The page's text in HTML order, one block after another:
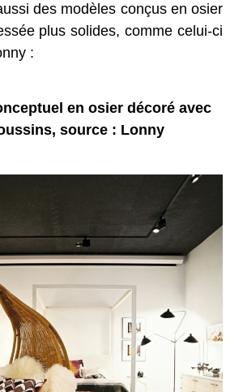
des modèles conçus en osier
plus solides, comme celui-ci
:
en osier décoré avec
source : Lonny